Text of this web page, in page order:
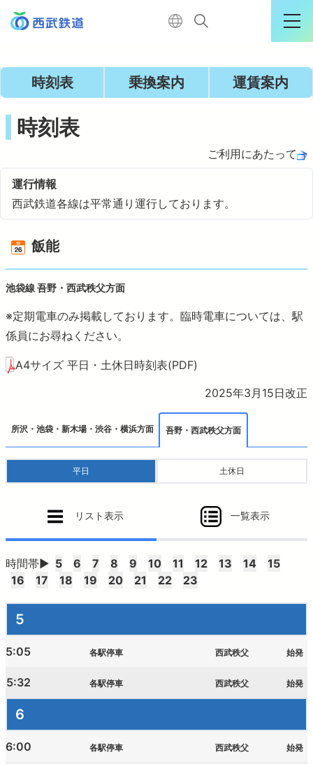
運行情報詳細
TOP
電車に乗る
暮らす
おでかけ
より安全に・快適に
企業情報
法人の方へ
お問合せ・よくあるご質問
西武鉄道の公式アカウント一覧
個人情報保護方針
サイトマップ
サイトのご利用にあたって
時刻表 乗換案内 運賃案内
時刻表
ご利用にあたって
運行情報
西武鉄道各線は平常通り運行しております。
飯能
池袋線 吾野・西武秩父方面
※定期電車のみ掲載しております。臨時電車については、駅
係員にお尋ねください。
A4サイズ 平日・土休日時刻表(PDF)
2025年3月15日改正
所沢・池袋・新木場・渋谷・横浜方面 吾野・西武秩父方面
平日 土休日
リスト表示 一覧表示
時間帯▶ 5 6 7 8 9 10 11 12 13 14
15
16
17 18 19 20 21 22 23
5
5:05 各駅停車 西武秩父 始発
5:32 各駅停車 西武秩父 始発
6
6:00 各駅停車 西武秩父 始発